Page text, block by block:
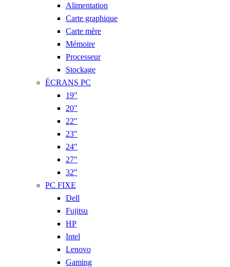
Alimentation
Carte graphique
Carte mère
Mémoire
Processeur
Stockage
ÉCRANS PC
19″
20″
22″
23″
24″
27″
32″
PC FIXE
Dell
Fujitsu
HP
Intel
Lenovo
Gaming